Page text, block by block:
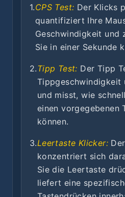
1.CPS Test: Der Klicks
quantifiziert Ihre
Geschwindigkeit und
Sie in einer Sekunde
2.Tipp Test: Der Tipp
Tippgeschwindigkeit
und misst, wie
einen vorgegebenen
können.
3.Leertaste Klicker:
konzentriert sich
Sie die Leertaste
liefert eine